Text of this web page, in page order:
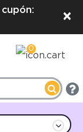
cupón:
×
0